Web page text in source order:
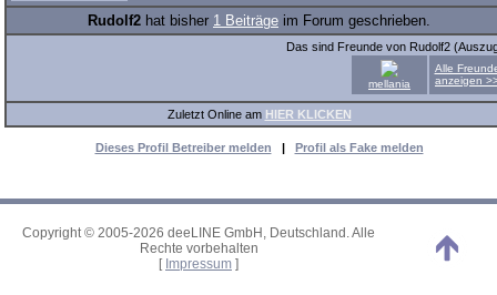
Rudolf2 hat bisher 1 Beiträge im Forum geschrieben.
Das sind Freunde von Rudolf2
mellania
Alle
anzeigen
Zuletzt Online am HIER KLICKEN
Dieses Profil Betreiber melden | Profil als Fake melden
Copyright © 2005-2026 deeLINE GmbH, Deutschland. Alle
Rechte vorbehalten
[ Impressum ]